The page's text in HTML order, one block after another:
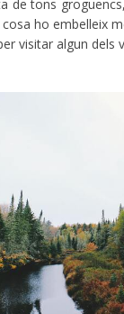
de tons
ho embelleix
visitar algun dels